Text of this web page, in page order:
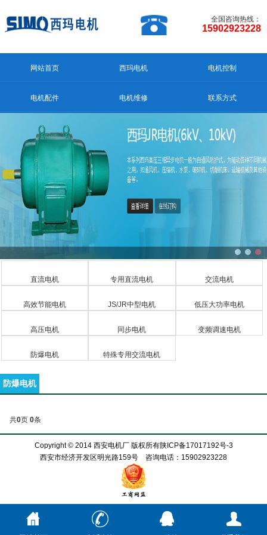
全国咨询热线：
15902923228
网站首页 西玛电机 电机控制
电机配件 电机维修 联系方式
直流电机 专用直流电机 交流电机
高效节能电机 JS/JR中型电机 低压大功率电机
高压电机 同步电机 变频调速电机
防爆电机 特殊专用交流电机
防爆电机
共0页 0条
Copyright © 2014 西安电机厂 版权所有陕ICP备17017192号-3
西安市经济开发区明光路159号 咨询电话：15902923228